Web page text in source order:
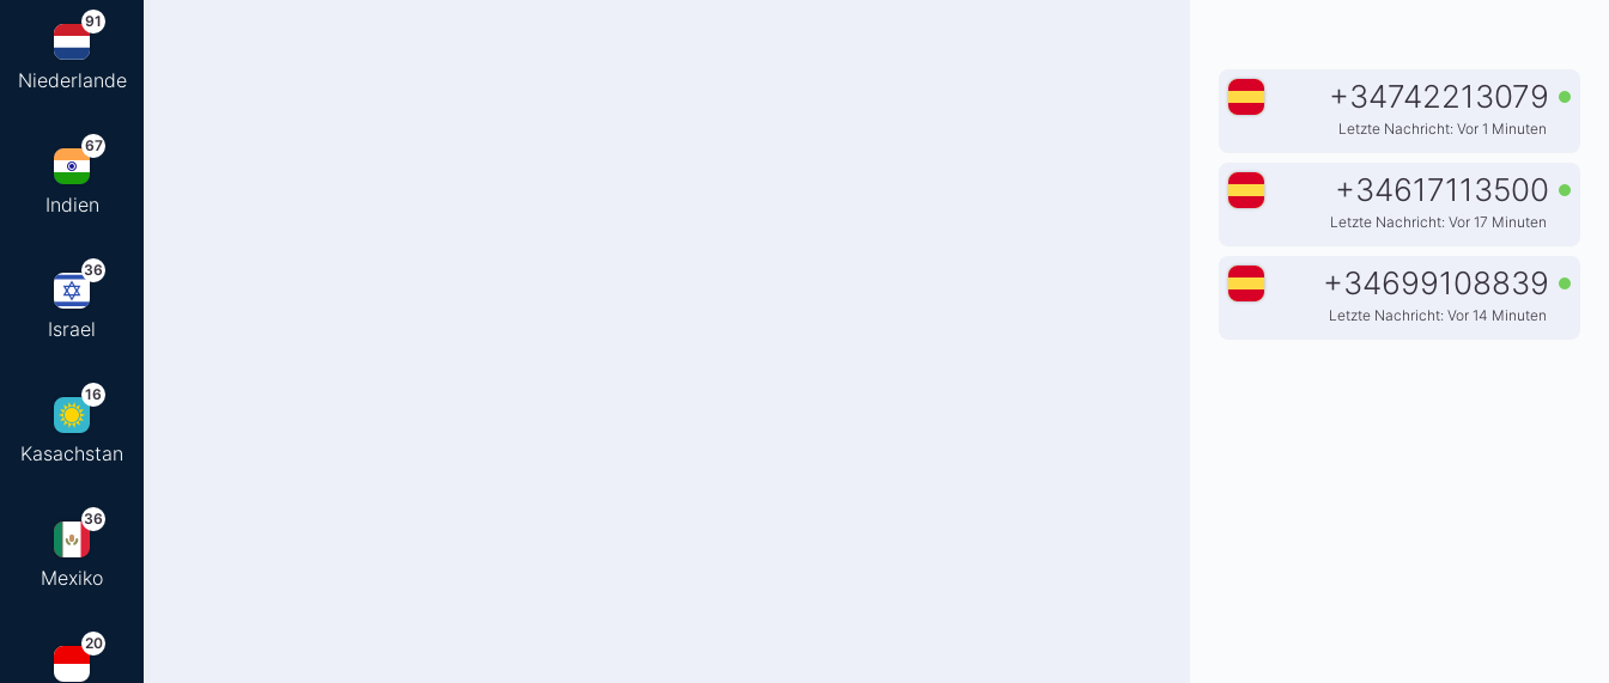
91
Niederlande
67
Indien
36
Israel
16
Kasachstan
36
Mexiko
20
+34742213079
Letzte Nachricht: Vor 1 Minuten
+34617113500
Letzte Nachricht: Vor 17 Minuten
+34699108839
Letzte Nachricht: Vor 14 Minuten